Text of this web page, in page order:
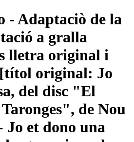
- Adaptaciò de la
a gralla
lletra original i
original: Jo
del disc "El
de Nou
Jo et dono una